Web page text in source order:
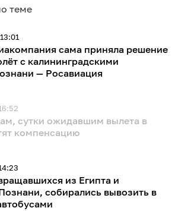
теме
сама приняла решение
с калининградскими
— Росавиация
13:01
сутки ожидавшим вылета в
компенсацию
из Египта и
собирались вывозить в